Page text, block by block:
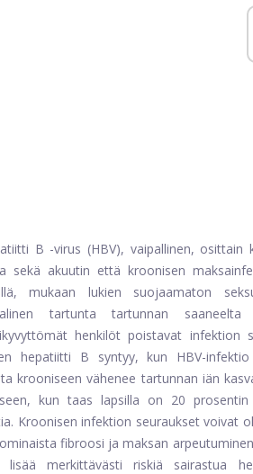
B -virus (HBV), vaipallinen,
sekä akuutin että kroonisen
mukaan lukien suojaamaton
tartunta tartunnan
henkilöt poistavat infektion
hepatiitti B syntyy, kun HBV-
krooniseen vähenee tartunnan iän
kun taas lapsilla on 20
Kroonisen infektion seuraukset voivat
fibroosi ja maksan
lisää merkittävästi riskiä sairastua